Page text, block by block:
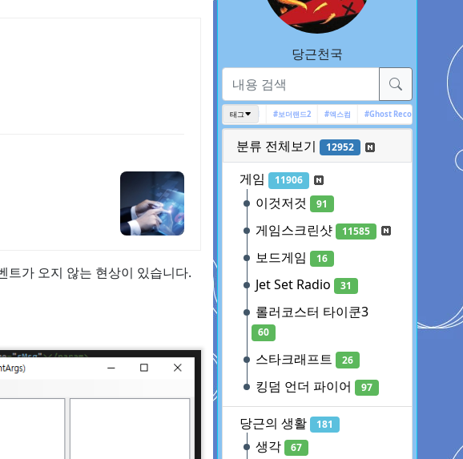
당근천국
태그
#Assassin's Creed #보더랜드2 #엑스컴 #Ghost Recon Wildlands
분류 전체보기 12952
게임 11906
이것저것 91
게임스크린샷 11585
보드게임 16
Jet Set Radio 31
롤러코스터 타이쿤3
60
스타크래프트 26
킹덤 언더 파이어 97
당근의 생활 181
생각 67
가 오지 않는 현상이 있습니다.